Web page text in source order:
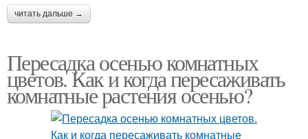
читать дальше →
Пересадка осенью комнатных
цветов. Как и когда пересаживать
комнатные растения осенью?